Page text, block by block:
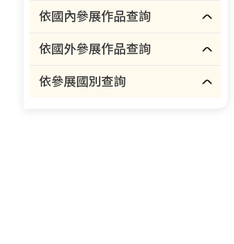
依國內參展作品查詢
依國外參展作品查詢
依參展國別查詢